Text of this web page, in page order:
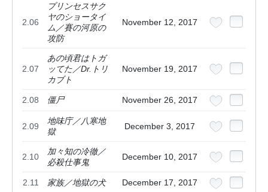
2.06
プリンセスサク
ヤのショータイ
ム／賽の河原の
攻防
November 12, 2017
2.07
あの頃君はトガ
ッてた／Dr.トリ
カブト
November 19, 2017
2.08 僵尸 November 26, 2017
2.09
地味庁／八寒地
獄
December 3, 2017
2.10
加々知の冷徹／
必殺仕事鬼
December 10, 2017
2.11 家族／地獄の犬 December 17, 2017